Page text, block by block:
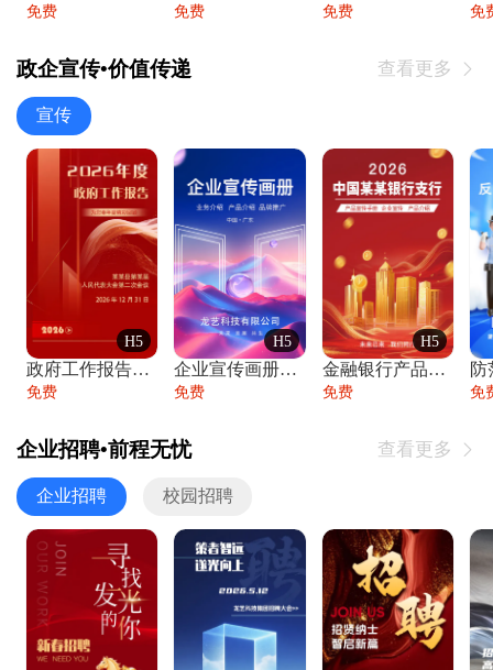
免费 免费 免费 免
政企宣传•价值传递 查看更多 
宣传
H5
政府工作报告政府年终工作总结
免费
H5
企业宣传画册公司简介产品介绍业务宣传手册
免费
H5
金融银行产品宣传手册企业宣传产品介绍
免费
防
免
企业招聘•前程无忧 查看更多 
企业招聘 校园招聘